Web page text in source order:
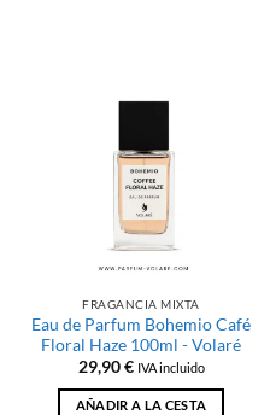
FRAGANCIA MIXTA
Eau de Parfum Bohemio Café
Floral Haze 100ml - Volaré
29,90€ IVA incluido
AÑADIR A LA CESTA